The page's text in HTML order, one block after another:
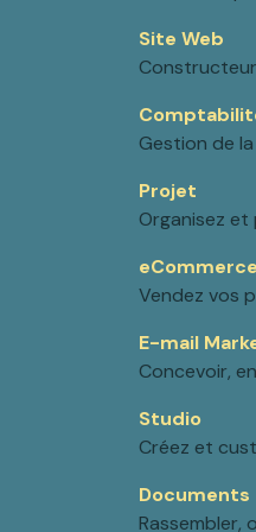
Site Web
Gestion de
Projet
Organisez
eCommerce
Vendez vos
E-mail
Concevoir,
Studio
Créez et
Documents
Rassembler,